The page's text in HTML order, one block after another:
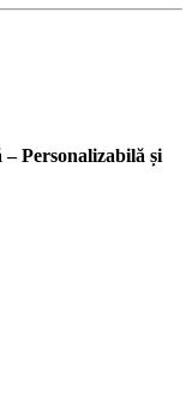
Personalizabilă și